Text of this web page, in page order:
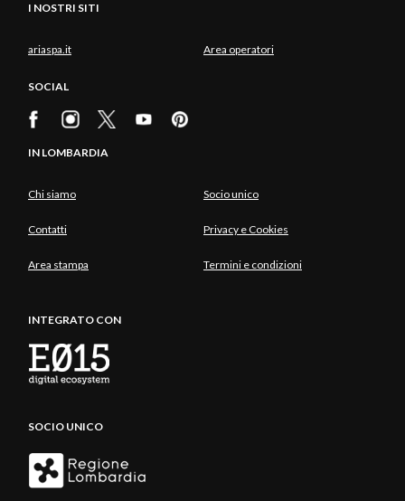
I NOSTRI SITI
ariaspa.it Area operatori
SOCIAL
IN LOMBARDIA
Chi siamo Socio unico
Contatti Privacy e Cookies
Area stampa Termini e condizioni
INTEGRATO CON
SOCIO UNICO